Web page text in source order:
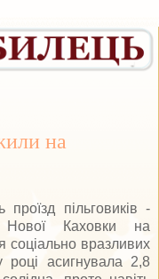
на
пільговиків -
Каховки на
соціально вразливих
році асигнувала 2,8